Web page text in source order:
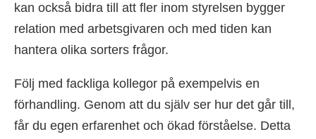
kan också bidra till att fler inom styrelsen bygger
relation med arbetsgivaren och med tiden kan
hantera olika sorters frågor.
Följ med fackliga kollegor på exempelvis en
förhandling. Genom att du själv ser hur det går till,
får du egen erfarenhet och ökad förståelse. Detta